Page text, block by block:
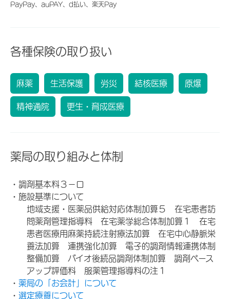
PayPay、auPAY、d払い、楽天Pay
各種保険の取り扱い
麻薬 生活保護 労災 結核医療 原爆
精神通院 更生・育成医療
薬局の取り組みと体制
・調剤基本料３－ロ
・施設基準について
地域支援・医薬品供給対応体制加算５ 在宅患者訪
問薬剤管理指導料 在宅薬学総合体制加算１ 在宅
患者医療用麻薬持続注射療法加算 在宅中心静脈栄
養法加算 連携強化加算 電子的調剤情報連携体制
整備加算 バイオ後続品調剤体制加算 調剤ベース
アップ評価料 服薬管理指導料の注１
・ 薬局の「お会計」について
・ 選定療養について